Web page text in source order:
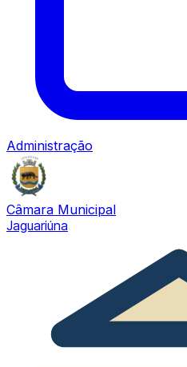
Administração
Câmara Municipal
Jaguariúna